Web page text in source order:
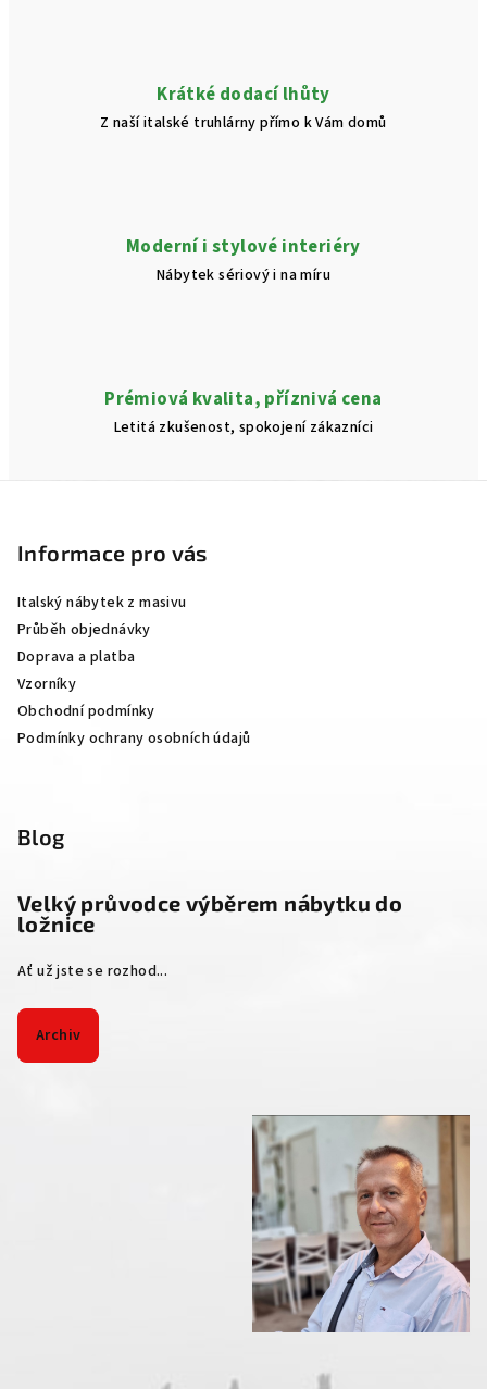
s
u
Krátké dodací lhůty
Z naší italské truhlárny přímo k Vám domů
Moderní i stylové interiéry
Nábytek sériový i na míru
Prémiová kvalita, příznivá cena
Letitá zkušenost, spokojení zákazníci
Informace pro vás
Italský nábytek z masivu
Průběh objednávky
Doprava a platba
Vzorníky
Obchodní podmínky
Podmínky ochrany osobních údajů
Blog
Velký průvodce výběrem nábytku do
ložnice
Ať už jste se rozhod...
Archiv